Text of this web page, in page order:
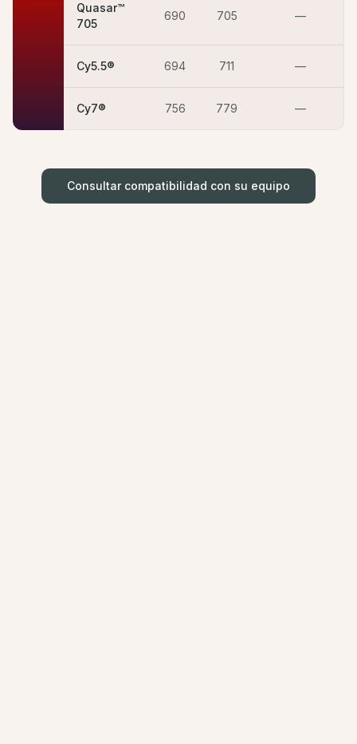
Quasar™
705
690 705 —
Cy5.5® 694 711 —
Cy7® 756 779 —
Consultar compatibilidad con su equipo